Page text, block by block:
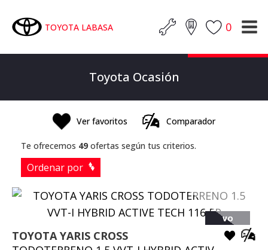
TOYOTA LABASA 0
Toyota Ocasión
Ver favoritos Comparador
Te ofrecemos 49 ofertas según tus criterios.
Ordenar por
VO
TOYOTAYARIS CROSS